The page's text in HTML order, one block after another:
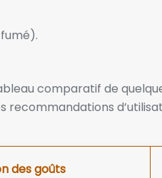
comparatif de
recommandations
des goûts